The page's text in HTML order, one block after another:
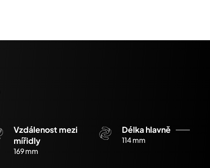
Vzdálenost mezi
mířidly
169 mm
Délka hlavně
114 mm